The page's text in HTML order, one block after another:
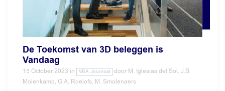
De Toekomst van 3D beleggen is
Vandaag
15 October 2023 in VBA Journaal door M. Iglesias del Sol, J.B.
Molenkamp, G.A. Roelofs, M. Smolenaers